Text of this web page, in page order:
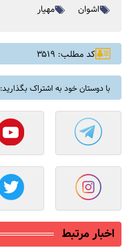
اشوان مهیار
کد مطلب: ۳۵۱۹
با دوستان خود به اشتراک بگذارید:
اخبار مرتبط